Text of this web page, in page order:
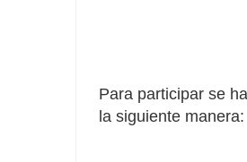
Para participar se
la siguiente manera: